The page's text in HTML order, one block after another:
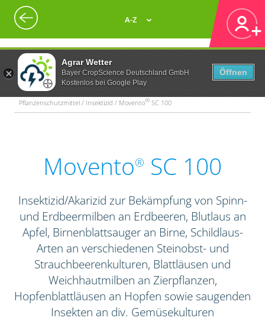
Agrar Wetter
Bayer CropScience Deutschland GmbH
Kostenlos bei Google Play
Öffnen
A-Z
Pflanzenschutzmittel / Insektizid / Movento® SC 100
Movento® SC 100
Insektizid/Akarizid zur Bekämpfung von Spinn-
und Erdbeermilben an Erdbeeren, Blutlaus an
Apfel, Birnenblattsauger an Birne, Schildlaus-
Arten an verschiedenen Steinobst- und
Strauchbeerenkulturen, Blattläusen und
Weichhautmilben an Zierpflanzen,
Hopfenblattläusen an Hopfen sowie saugenden
Insekten an div. Gemüsekulturen